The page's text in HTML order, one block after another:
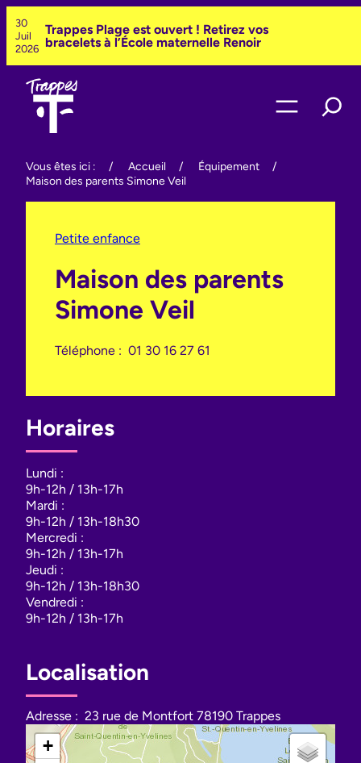
au
contenu
30
Juil
2026
Trappes Plage est ouvert ! Retirez vos
bracelets à l’École maternelle Renoir
Vous êtes ici : / Accueil / Équipement
/
Maison des parents Simone Veil
Petite enfance
Maison des parents
Simone Veil
Téléphone : 01 30 16 27 61
Horaires
Lundi :
9h-12h / 13h-17h
Mardi :
9h-12h / 13h-18h30
Mercredi :
9h-12h / 13h-17h
Jeudi :
9h-12h / 13h-18h30
Vendredi :
9h-12h / 13h-17h
Localisation
Adresse : 23 rue de Montfort 78190 Trappes